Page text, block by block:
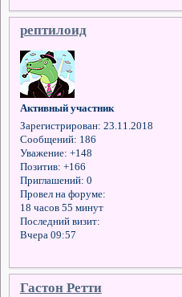
рептилоид
Активный участник
Зарегистрирован: 23.11.2018
Сообщений: 186
Уважение: +148
Позитив: +166
Приглашений: 0
Провел на форуме:
18 часов 55 минут
Последний визит:
Вчера 09:57
Гастон Ретти